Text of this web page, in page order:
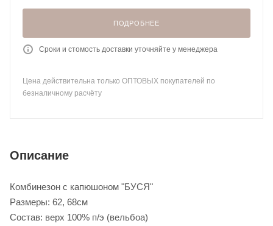
ПОДРОБНЕЕ
Сроки и стомость доставки уточняйте у менеджера
Цена действительна только ОПТОВЫХ покупателей по
безналичному расчёту
Описание
Комбинезон с капюшоном "БУСЯ"
Размеры: 62, 68см
Состав: верх 100% п/э (вельбоа)